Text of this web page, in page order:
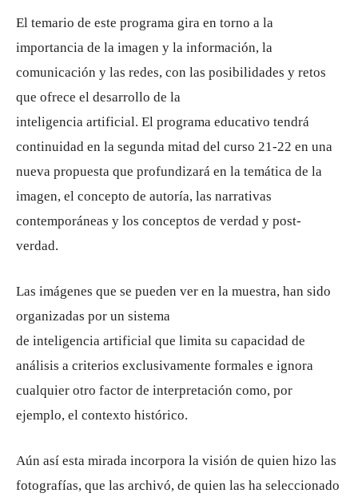
El temario de este programa gira en torno a la
importancia de la imagen y la información, la
comunicación y las redes, con las posibilidades y retos
que ofrece el desarrollo de la
inteligencia artificial. El programa educativo tendrá
continuidad en la segunda mitad del curso 21-22 en una
nueva propuesta que profundizará en la temática de la
imagen, el concepto de autoría, las narrativas
contemporáneas y los conceptos de verdad y post-
verdad.
Las imágenes que se pueden ver en la muestra, han sido
organizadas por un sistema
de inteligencia artificial que limita su capacidad de
análisis a criterios exclusivamente formales e ignora
cualquier otro factor de interpretación como, por
ejemplo, el contexto histórico.
Aún así esta mirada incorpora la visión de quien hizo las
fotografías, que las archivó, de quien las ha seleccionado